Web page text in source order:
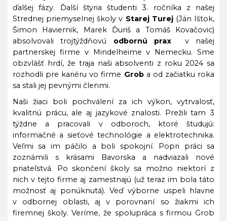
ďalšej fázy. Ďalší štyria študenti 3. ročníka z našej
Strednej priemyselnej školy v Starej Turej(Ján Ištok,
Šimon Haviernik, Marek Ďuriš a Tomáš Kovačovic)
absolvovali trojtýždňovú odbornú prax v našej
partnerskej firme v Mindelheime v Nemecku. Sme
obzvlášť hrdí, že traja naši absolventi z roku 2024 sa
rozhodli pre kariéru vo firme Groba od začiatku roka
sa stali jej pevnými členmi.
Naši žiaci boli pochválení za ich výkon, vytrvalosť,
kvalitnú prácu, ale aj jazykové znalosti. Prežili tam 3
týždne a pracovali v odboroch, ktoré študujú:
informačné a sieťové technológie a elektrotechnika.
Veľmi sa im páčilo a boli spokojní. Popri práci sa
zoznámili s krásami Bavorska a nadviazali nové
priateľstvá. Po skončení školy sa možno niektorí z
nich v tejto firme aj zamestnajú (už teraz im bola táto
možnosť aj ponúknutá). Veď výborne uspeli hlavne
v odbornej oblasti, aj v porovnaní so žiakmi ich
firemnej školy. Veríme, že spolupráca s firmou Grob